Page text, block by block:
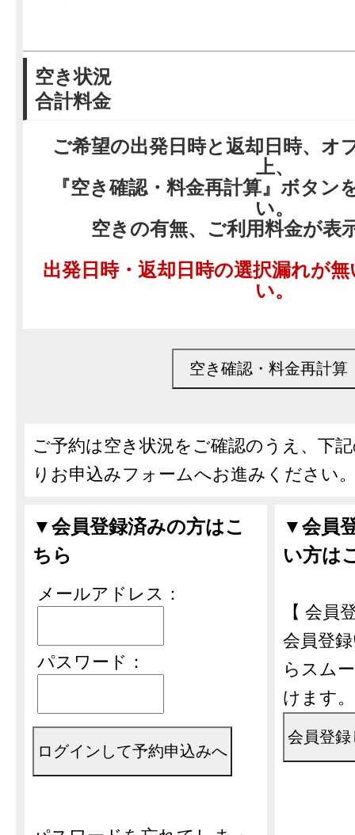
空き状況
合計料金
ご希望の出発日時と返却日時、オ
上、
『空き確認・料金再計算』ボタン
い。
空きの有無、ご利用料金が表
出発日時・返却日時の選択漏れが
い。
ご予約は空き状況をご確認のうえ、下
りお申込みフォームへお進みください
▼会員登録済みの方はこ
ちら
メールアドレス：
パスワード：
▼会員
い方は
【 会員
会員登
らスム
けます。